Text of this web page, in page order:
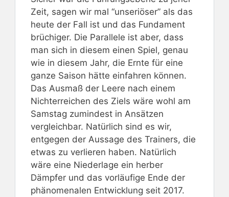
Zeit, sagen wir mal “unseriöser” als das
heute der Fall ist und das Fundament
brüchiger. Die Parallele ist aber, dass
man sich in diesem einen Spiel, genau
wie in diesem Jahr, die Ernte für eine
ganze Saison hätte einfahren können.
Das Ausmaß der Leere nach einem
Nichterreichen des Ziels wäre wohl am
Samstag zumindest in Ansätzen
vergleichbar. Natürlich sind es wir,
entgegen der Aussage des Trainers, die
etwas zu verlieren haben. Natürlich
wäre eine Niederlage ein herber
Dämpfer und das vorläufige Ende der
phänomenalen Entwicklung seit 2017.